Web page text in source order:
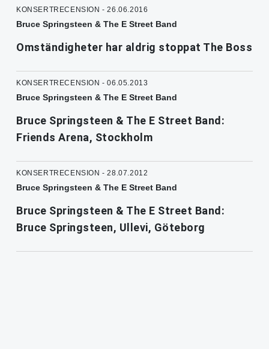
KONSERTRECENSION - 26.06.2016
Bruce Springsteen & The E Street Band
Omständigheter har aldrig stoppat The Boss
KONSERTRECENSION - 06.05.2013
Bruce Springsteen & The E Street Band
Bruce Springsteen & The E Street Band:
Friends Arena, Stockholm
KONSERTRECENSION - 28.07.2012
Bruce Springsteen & The E Street Band
Bruce Springsteen & The E Street Band:
Bruce Springsteen, Ullevi, Göteborg